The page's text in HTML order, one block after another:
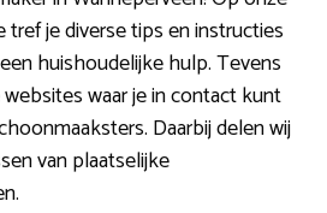
je diverse tips en instructies
huishoudelijke hulp. Tevens
waar je in contact kunt
Daarbij delen wij
van plaatselijke